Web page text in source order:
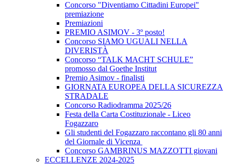
Concorso "Diventiamo Cittadini Europei"
premiazione
Premiazioni
PREMIO ASIMOV - 3º posto!
Concorso SIAMO UGUALI NELLA
DIVERISTÀ
Concorso “TALK MACHT SCHULE”
promosso dal Goethe Institut
Premio Asimov - finalisti
GIORNATA EUROPEA DELLA SICUREZZA
STRADALE
Concorso Radiodramma 2025/26
Festa della Carta Costituzionale - Liceo
Fogazzaro
Gli studenti del Fogazzaro raccontano gli 80 anni
del Giornale di Vicenza
Concorso GAMBRINUS MAZZOTTI giovani
ECCELLENZE 2024-2025